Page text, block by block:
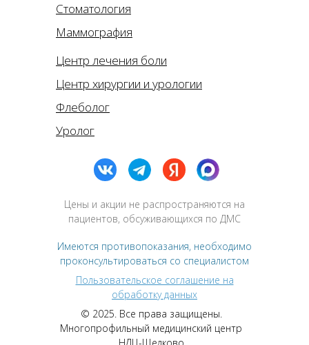
Стоматология
Маммография
Центр лечения боли
Центр хирургии и урологии
Флеболог
Уролог
Цены и акции не распространяются на
пациентов, обсуживающихся по ДМС
Имеются противопоказания, необходимо
проконсультироваться со специалистом
Пользовательское соглашение на
обработку данных
© 2025. Все права защищены.
Многопрофильный медицинский центр